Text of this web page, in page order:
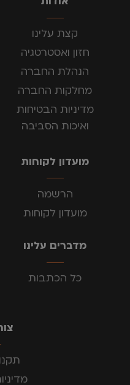
קצת עלינו
חזון ואסטרטגיה
הנהלת החברה
מחלקות החברה
מדיניות הבטיחות
ואיכות הסביבה
מועדון לקוחות
הרשמה
מועדון לקוחות
מדברים עלינו
כל הכתבות